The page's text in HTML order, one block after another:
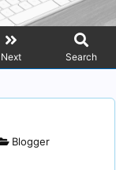
Next Search
Blogger